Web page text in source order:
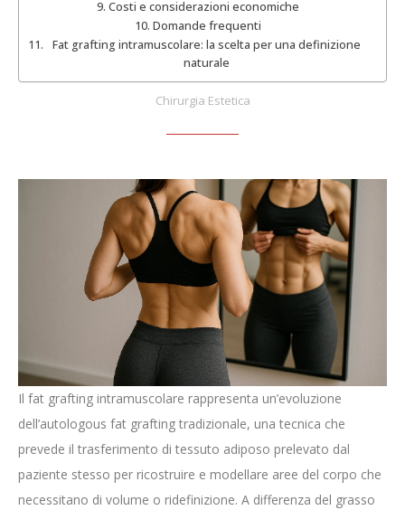
Costi e considerazioni economiche
Domande frequenti
Fat grafting intramuscolare: la scelta per una definizione
naturale
Chirurgia Estetica
Il fat grafting intramuscolare rappresenta un’evoluzione
dell’autologous fat grafting tradizionale, una tecnica che
prevede il trasferimento di tessuto adiposo prelevato dal
paziente stesso per ricostruire e modellare aree del corpo che
necessitano di volume o ridefinizione. A differenza del grasso